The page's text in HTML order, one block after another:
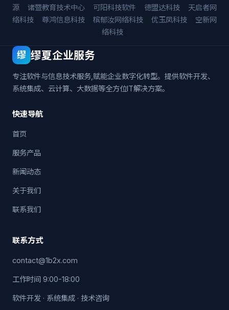
源
诸暨教育技术中心 可阳科技软件 德盟达科技
天启者网
络科技
尊鸿信息科技 槟郁汝网络科技 优玉凤科技
空新网
络科技
缪 缪夏企业服务
专注软件与信息技术服务,赋能企业数字化转型。提供软件开发、
系统集成、云计算、大数据等全方位IT解决方案。
快速导航
首页
服务产品
新闻动态
关于我们
联系我们
联系方式
contact@1b2x.com
工作时间 9:00-18:00
软件开发 · 系统集成 · 技术咨询